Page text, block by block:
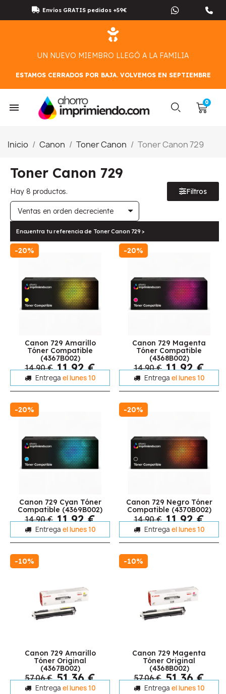
Envíos GRATIS pedidos +59€
UN NUEVO MIEMBRO LLEGÓ A LA FAMILIA
ESTAMOS CERRADOS POR BAJA. VOLVEMOS EN SEPTIEMBRE
Inicio Canon Toner Canon Toner Canon 729
Toner Canon 729
Hay 8 productos. Filtros
Encuentra tu referencia de Toner Canon 729 >
-20%
Canon 729 Amarillo
Tóner Compatible
(4367B002)
14,90 € 11,92 €
Entrega el lunes 10
-20%
Canon 729 Magenta
Tóner Compatible
(4368B002)
14,90 € 11,92 €
Entrega el lunes 10
-20%
Canon 729 Cyan Tóner
Compatible (4369B002)
14,90 € 11,92 €
Entrega el lunes 10
-20%
Canon 729 Negro Tóner
Compatible (4370B002)
14,90 € 11,92 €
Entrega el lunes 10
-10%
Canon 729 Amarillo
Tóner Original
(4367B002)
57,06 € 51,36 €
Entrega el lunes 10
-10%
Canon 729 Magenta
Tóner Original
(4368B002)
57,06 € 51,36 €
Entrega el lunes 10